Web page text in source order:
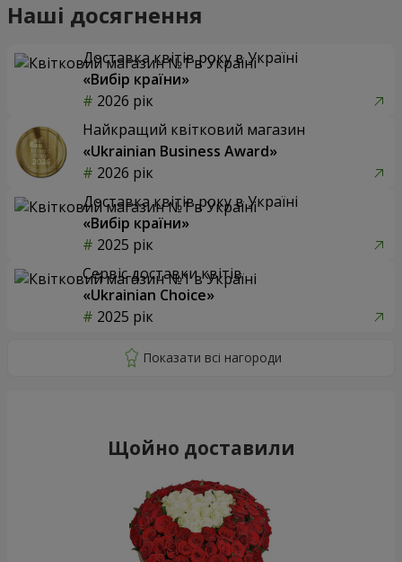
Наші досягнення
Доставка квітів року в Україні
«Вибір країни»
2026 рік
Найкращий квітковий магазин
«Ukrainian Business Award»
2026 рік
Доставка квітів року в Україні
«Вибір країни»
2025 рік
Сервіс доставки квітів
«Ukrainian Choice»
2025 рік
Щойно доставили